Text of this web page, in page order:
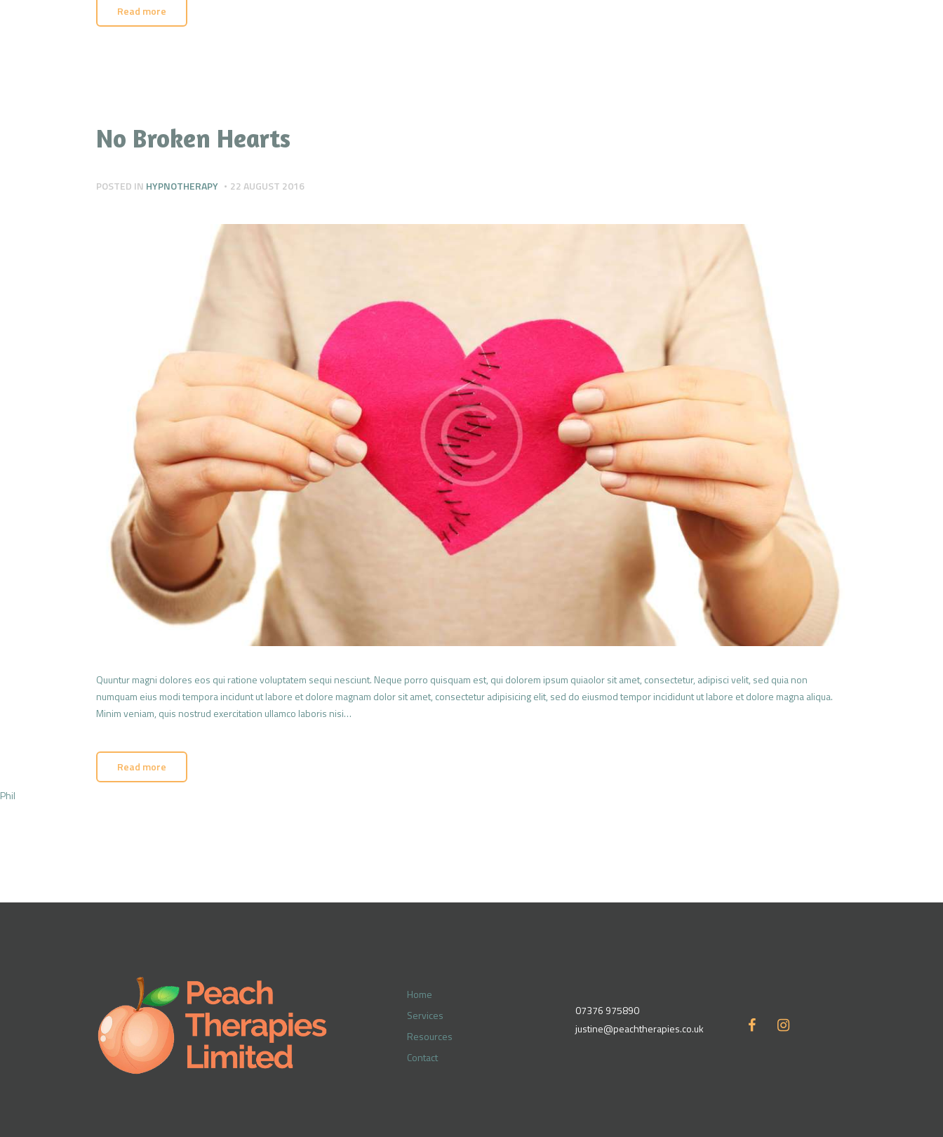
Read more
No Broken Hearts
POSTED IN HYPNOTHERAPY 22 AUGUST 2016
Quuntur magni dolores eos qui ratione voluptatem sequi nesciunt. Neque porro quisquam est, qui dolorem ipsum quiaolor sit amet, consectetur, adipisci velit, sed quia non
numquam eius modi tempora incidunt ut labore et dolore magnam dolor sit amet, consectetur adipisicing elit, sed do eiusmod tempor incididunt ut labore et dolore magna aliqua.
Minim veniam, quis nostrud exercitation ullamco laboris nisi…
Read more
Phil
Home
Services
Resources
Contact
07376 975890
justine@peachtherapies.co.uk